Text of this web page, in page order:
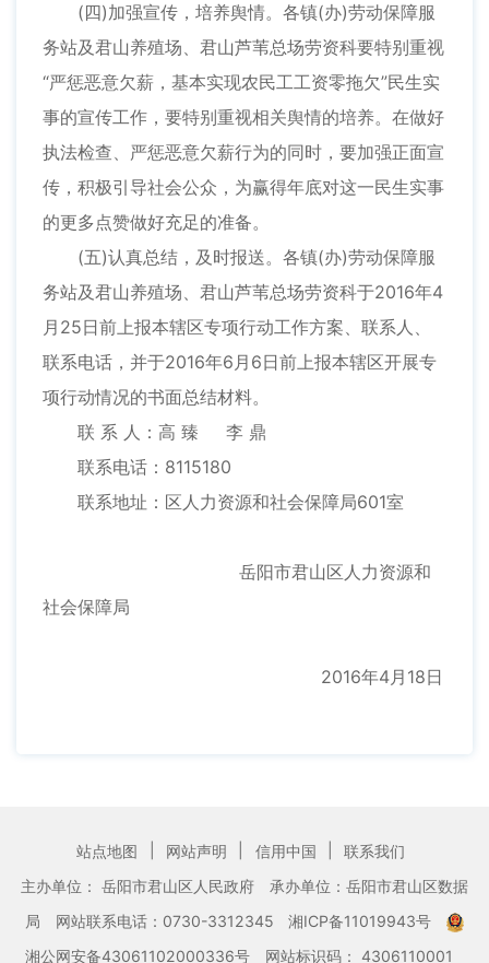
(四)加强宣传，培养舆情。各镇(办)劳动保障服
务站及君山养殖场、君山芦苇总场劳资科要特别重视
“严惩恶意欠薪，基本实现农民工工资零拖欠”民生实
事的宣传工作，要特别重视相关舆情的培养。在做好
执法检查、严惩恶意欠薪行为的同时，要加强正面宣
传，积极引导社会公众，为赢得年底对这一民生实事
的更多点赞做好充足的准备。
(五)认真总结，及时报送。各镇(办)劳动保障服
务站及君山养殖场、君山芦苇总场劳资科于2016年4
月25日前上报本辖区专项行动工作方案、联系人、
联系电话，并于2016年6月6日前上报本辖区开展专
项行动情况的书面总结材料。
联 系 人：高 臻 李 鼎
联系电话：8115180
联系地址：区人力资源和社会保障局601室
岳阳市君山区人力资源和
社会保障局
2016年4月18日
站点地图 网站声明 信用中国
联系我们
主办单位： 岳阳市君山区人民政府
承办单位：岳阳市君山区数据
局
网站联系电话：0730-3312345
湘ICP备11019943号
湘公网安备43061102000336号
网站标识码： 4306110001